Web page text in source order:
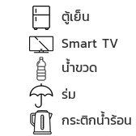
ตู้เย็น
Smart TV
น้ำขวด
ร่ม
กระติกน้ำร้อน